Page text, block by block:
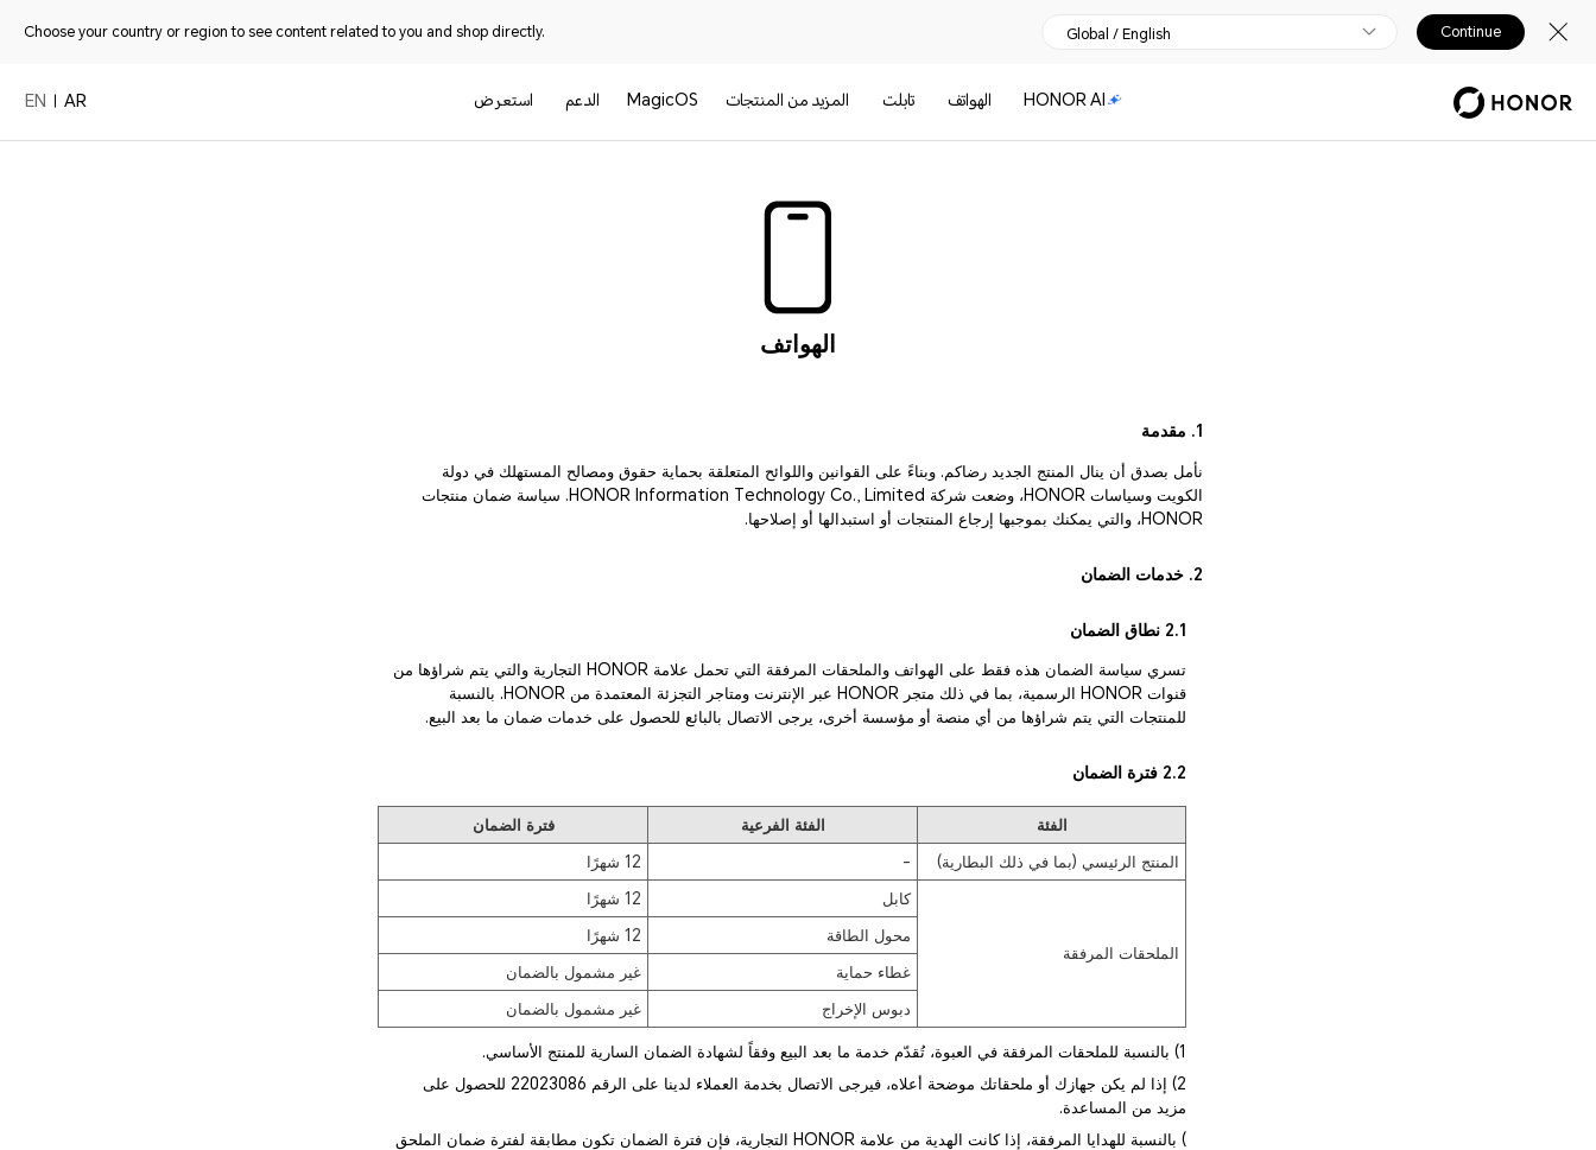
Choose your country or region to see content related to you and shop directly. Global / English Continue
HONOR AI الهواتف تابلت المزيد من المنتجات MagicOS الدعم استعرض AR
EN
الهواتف
1. مقدمة
نأمل بصدق أن ينال المنتج الجديد رضاكم. وبناءً على القوانين واللوائح المتعلقة بحماية حقوق ومصالح المستهلك في دولة
الكويت وسياسات HONOR، وضعت شركة HONOR Information Technology Co., Limited. سياسة ضمان منتجات
HONOR، والتي يمكنك بموجبها إرجاع المنتجات أو استبدالها أو إصلاحها.
2. خدمات الضمان
2.1 نطاق الضمان
تسري سياسة الضمان هذه فقط على الهواتف والملحقات المرفقة التي تحمل علامة HONOR التجارية والتي يتم شراؤها من
قنوات HONOR الرسمية، بما في ذلك متجر HONOR عبر الإنترنت ومتاجر التجزئة المعتمدة من HONOR. بالنسبة
للمنتجات التي يتم شراؤها من أي منصة أو مؤسسة أخرى، يرجى الاتصال بالبائع للحصول على خدمات ضمان ما بعد البيع.
2.2 فترة الضمان
الفئة الفئة الفرعية
فترة الضمان
المنتج الرئيسي (بما في ذلك البطارية)
- 12 شهرًا
الملحقات المرفقة
كابل
12 شهرًا
محول الطاقة
12 شهرًا
غطاء حماية
غير مشمول بالضمان
دبوس الإخراج
غير مشمول بالضمان
1) بالنسبة للملحقات المرفقة في العبوة، تُقدّم خدمة ما بعد البيع وفقاً لشهادة الضمان السارية للمنتج الأساسي.
2) إذا لم يكن جهازك أو ملحقاتك موضحة أعلاه، فيرجى الاتصال بخدمة العملاء لدينا على الرقم 22023086 للحصول على
مزيد من المساعدة.
) بالنسبة للهدايا المرفقة، إذا كانت الهدية من علامة HONOR التجارية، فإن فترة الضمان تكون مطابقة لفترة ضمان الملحق